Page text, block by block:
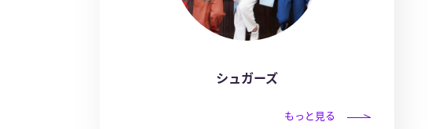
シュガーズ
もっと見る